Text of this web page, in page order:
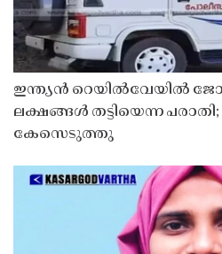
ഇന്ത്യൻ റെയിൽവേയിൽ
ലക്ഷങ്ങൾ തട്ടിയെന്ന
കേസെടുത്തു